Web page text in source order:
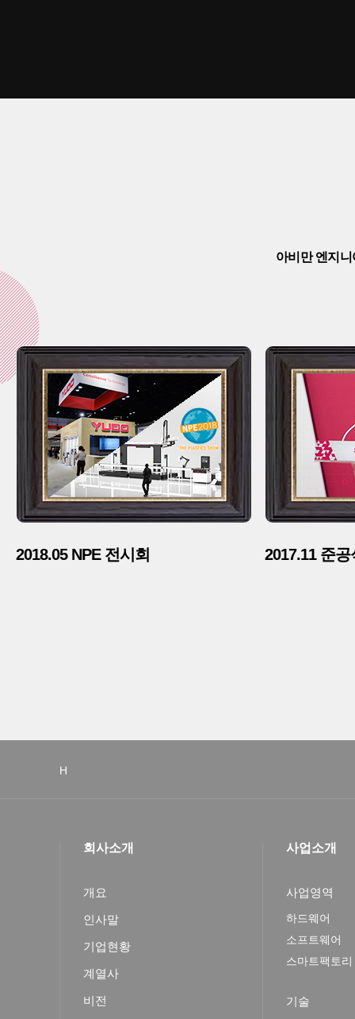
아비만 엔지
2018.05 NPE 전시회 2017.11 준공
H
회사소개
개요
인사말
기업현황
계열사
비전
사업소개
사업영역
하드웨어
소프트웨어
스마트팩토리
기술